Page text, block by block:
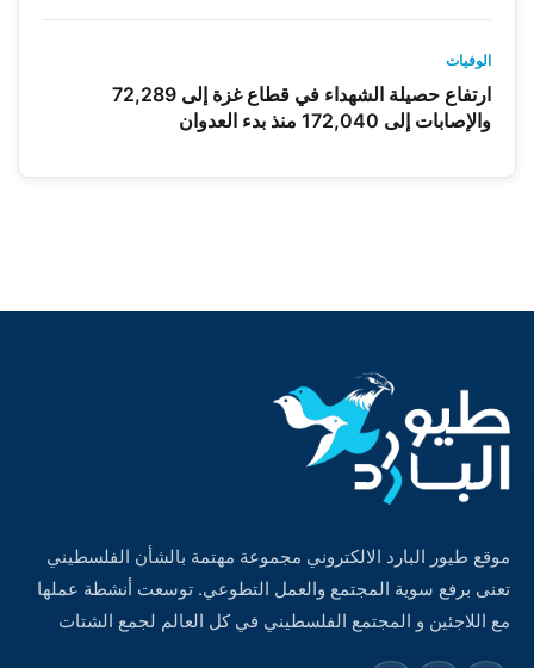
الوفيات
ارتفاع حصيلة الشهداء في قطاع غزة إلى 72,289
والإصابات إلى 172,040 منذ بدء العدوان
موقع طيور البارد الالكتروني مجموعة مهتمة بالشأن الفلسطيني
تعنى برفع سوية المجتمع والعمل التطوعي. توسعت أنشطة عملها
مع اللاجئين و المجتمع الفلسطيني في كل العالم لجمع الشتات